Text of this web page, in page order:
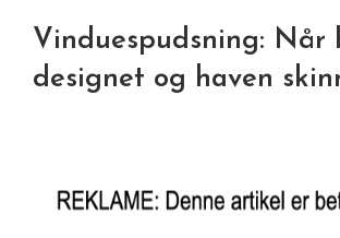
Vinduespudsning: Når
designet og haven